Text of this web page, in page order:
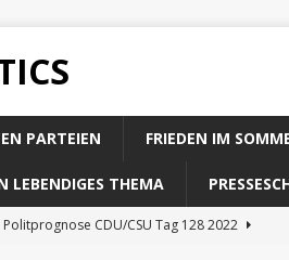
PARTEIEN FRIEDEN IM
LEBENDIGES THEMA
Politprognose CDU/CSU Tag 128 2022